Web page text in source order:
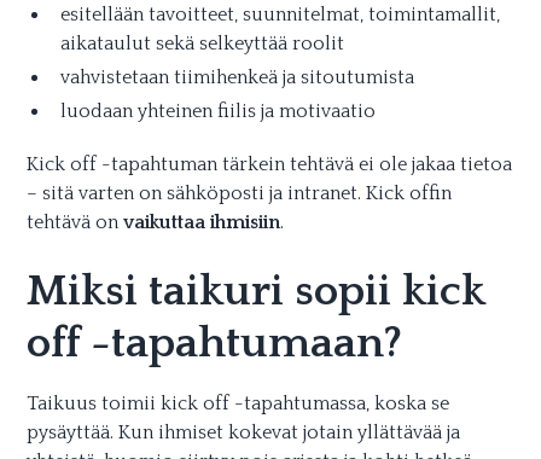
esitellään tavoitteet, suunnitelmat, toimintamallit,
aikataulut sekä selkeyttää roolit
vahvistetaan tiimihenkeä ja sitoutumista
luodaan yhteinen fiilis ja motivaatio
Kick off -tapahtuman tärkein tehtävä ei ole jakaa tietoa
– sitä varten on sähköposti ja intranet. Kick offin
tehtävä onvaikuttaa ihmisiin.
Miksi taikuri sopii kick
off -tapahtumaan?
Taikuus toimii kick off -tapahtumassa, koska se
pysäyttää. Kun ihmiset kokevat jotain yllättävää ja